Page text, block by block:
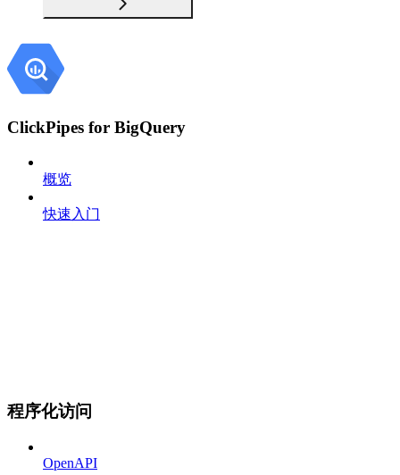
ClickPipes for BigQuery
概览
快速入门
程序化访问
OpenAPI